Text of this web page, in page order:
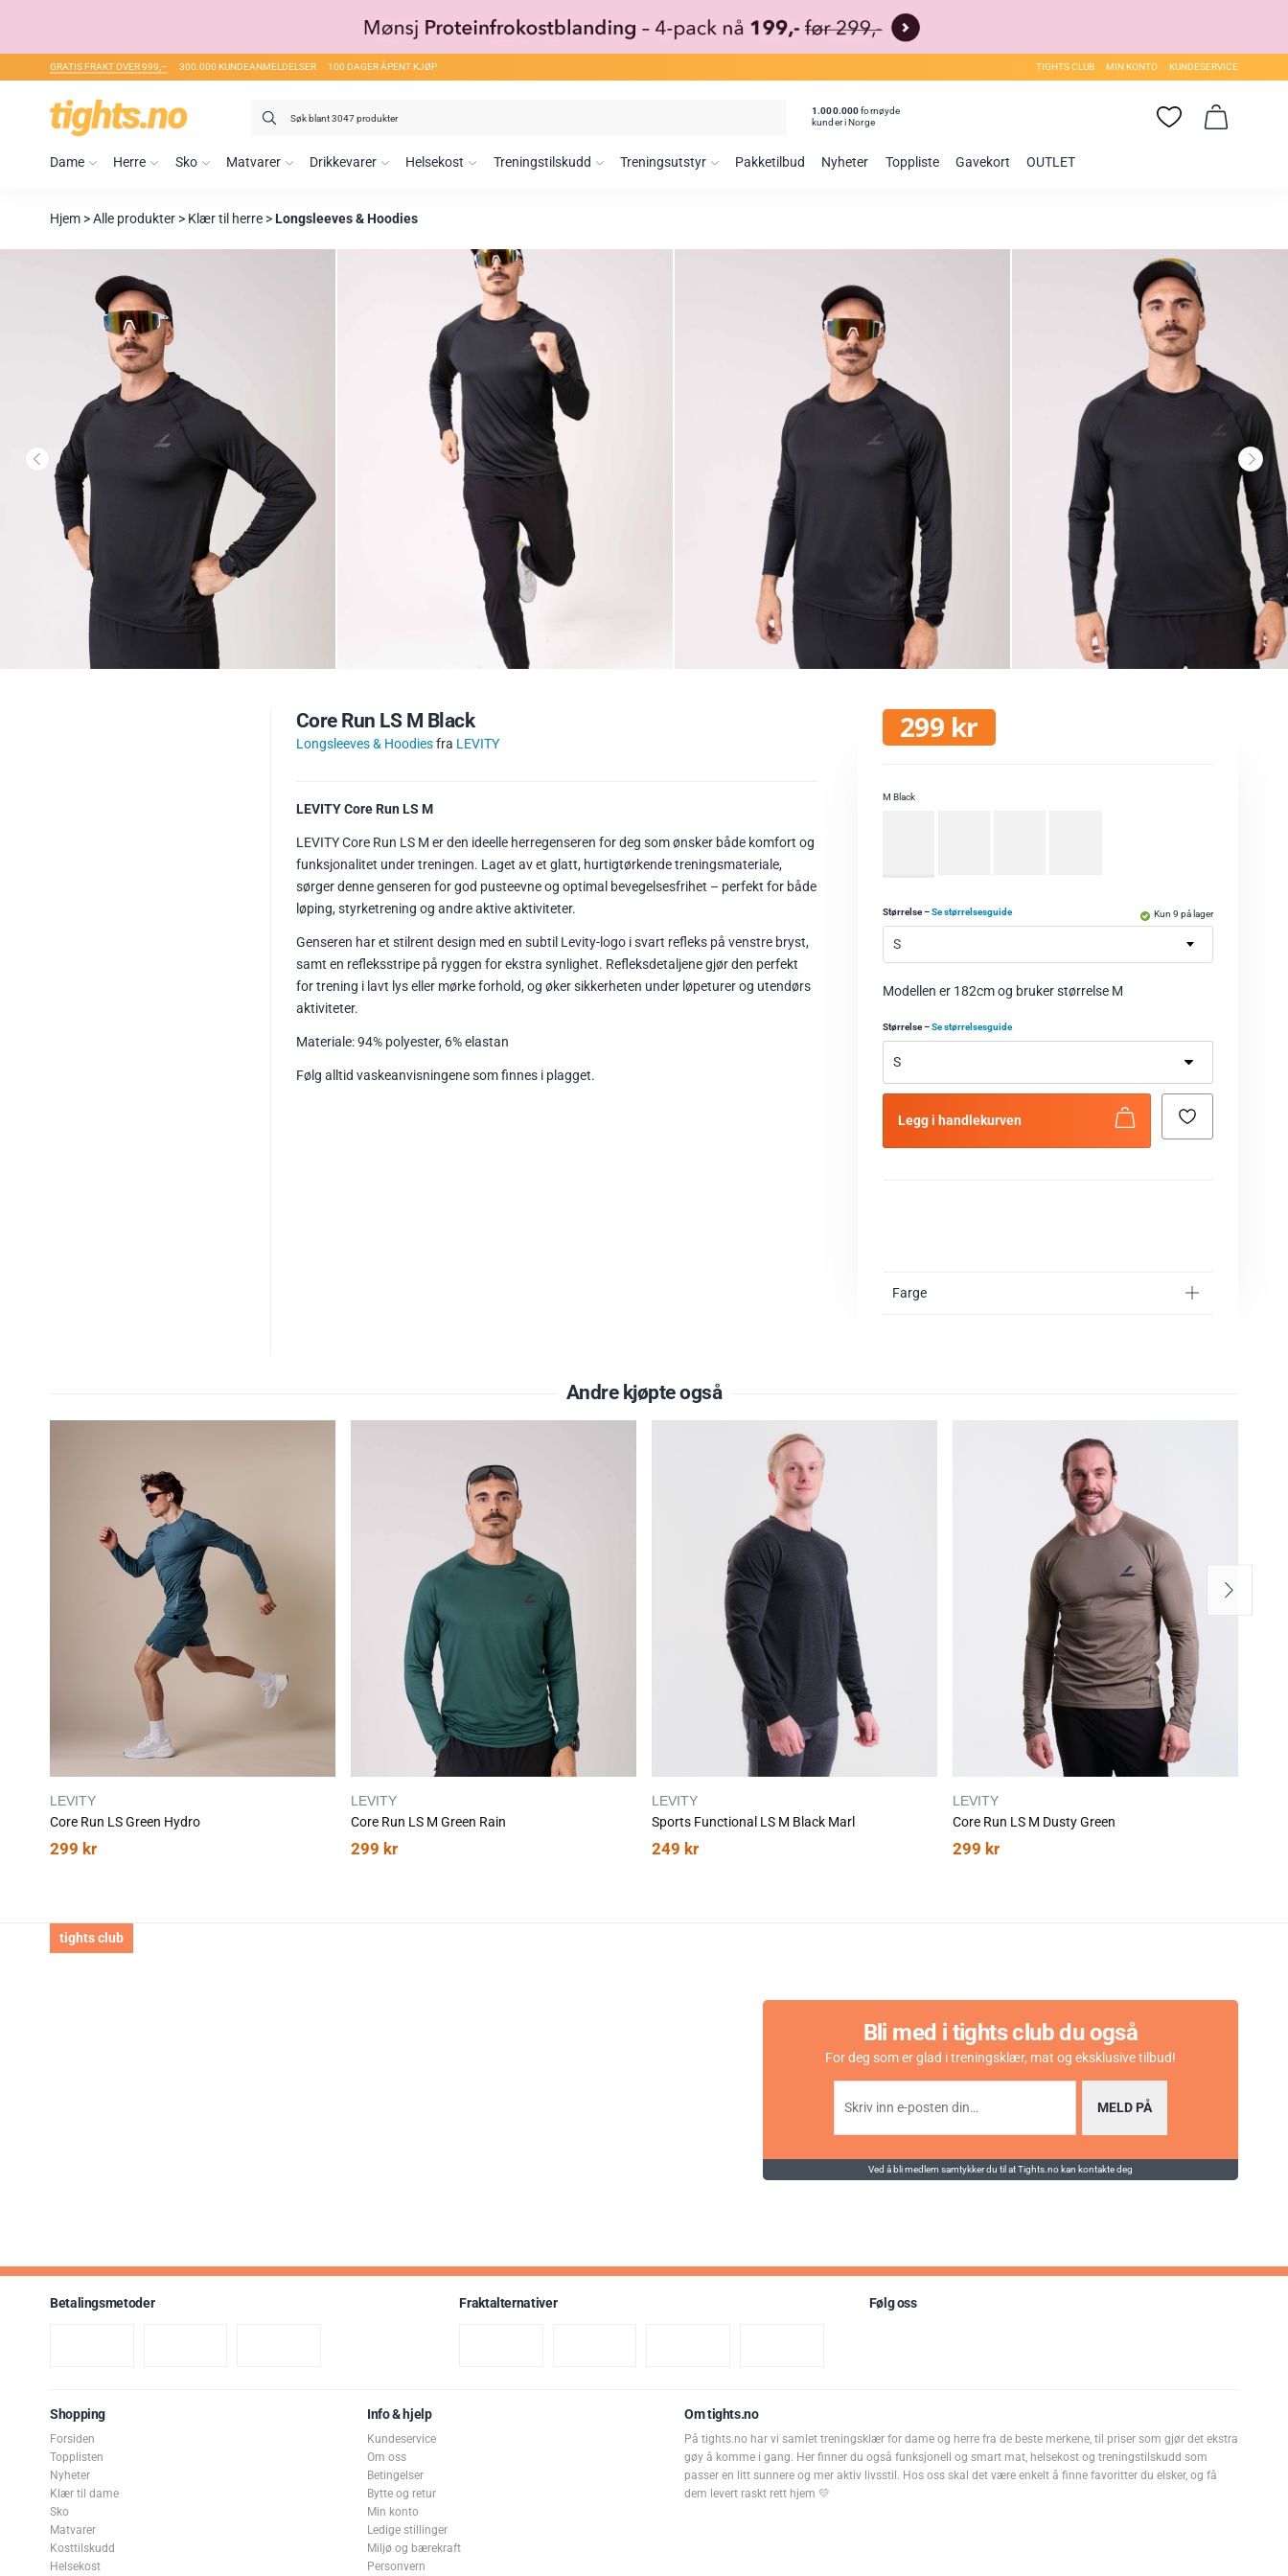
GRATIS FRAKT OVER 999,– 300.000 KUNDEANMELDELSER 100 DAGER ÅPENT KJØP TIGHTS CLUB MIN KONTO KUNDESERVICE
Søk
1.000.000fornøyde
kunder i Norge
Dame Herre Sko Matvarer Drikkevarer Helsekost Treningstilskudd Treningsutstyr Pakketilbud Nyheter Toppliste Gavekort OUTLET
Hjem >Alle produkter > Klær til herre >Longsleeves & Hoodies
Core Run LS M Black
Longsleeves & Hoodiesfra LEVITY 299 kr
M Black
Størrelse–Se størrelsesguide
S
Modellen er 182cm og bruker størrelse M
Størrelse–Se størrelsesguide
Kun 9 på lager
Legg i handlekurven
Farge
LEVITY Core Run LS M
LEVITY Core Run LS M er den ideelle herregenseren for deg som ønsker både komfort og
funksjonalitet under treningen. Laget av et glatt, hurtigtørkende treningsmateriale,
sørger denne genseren for god pusteevne og optimal bevegelsesfrihet – perfekt for både
løping, styrketrening og andre aktive aktiviteter.
Genseren har et stilrent design med en subtil Levity-logo i svart refleks på venstre bryst,
samt en refleksstripe på ryggen for ekstra synlighet. Refleksdetaljene gjør den perfekt
for trening i lavt lys eller mørke forhold, og øker sikkerheten under løpeturer og utendørs
aktiviteter.
Materiale:94% polyester, 6% elastan
Følg alltid vaskeanvisningene som finnes i plagget.
Andre kjøpte også
LEVITY
Core Run LS Green Hydro
299 kr
LEVITY
Core Run LS M Green Rain
299 kr
LEVITY
Sports Functional LS M Black Marl
249 kr
LEVITY
Core Run LS M Dusty Green
299 kr
tights club
Bli med i tights club du også
For deg som er glad i treningsklær, mat og eksklusive tilbud!
MELD PÅ
Ved å bli medlem samtykker du til at Tights.no kan kontakte deg
Betalingsmetoder Fraktalternativer Følg oss
Shopping
Forsiden
Topplisten
Nyheter
Klær til dame
Sko
Matvarer
Kosttilskudd
Helsekost
Info & hjelp
Kundeservice
Om oss
Betingelser
Bytte og retur
Min konto
Ledige stillinger
Miljø og bærekraft
Personvern
Om tights.no
På tights.no har vi samlet treningsklær for dame og herre fra de beste merkene, til priser som gjør det ekstra
gøy å komme i gang. Her finner du også funksjonell og smart mat, helsekost og treningstilskudd som
passer en litt sunnere og mer aktiv livsstil. Hos oss skal det være enkelt å finne favoritter du elsker, og få
dem levert raskt rett hjem 💛